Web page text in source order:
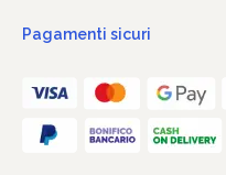
Pagamenti sicuri